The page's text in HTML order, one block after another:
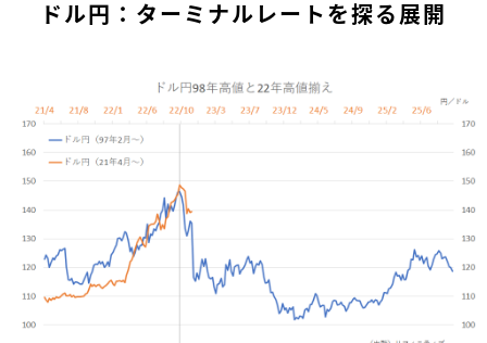
ドル円：ターミナルレートを探る展開